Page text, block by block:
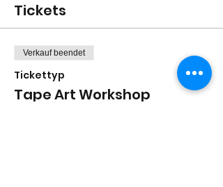
Tickets
Verkauf beendet
Tickettyp
Tape Art Workshop